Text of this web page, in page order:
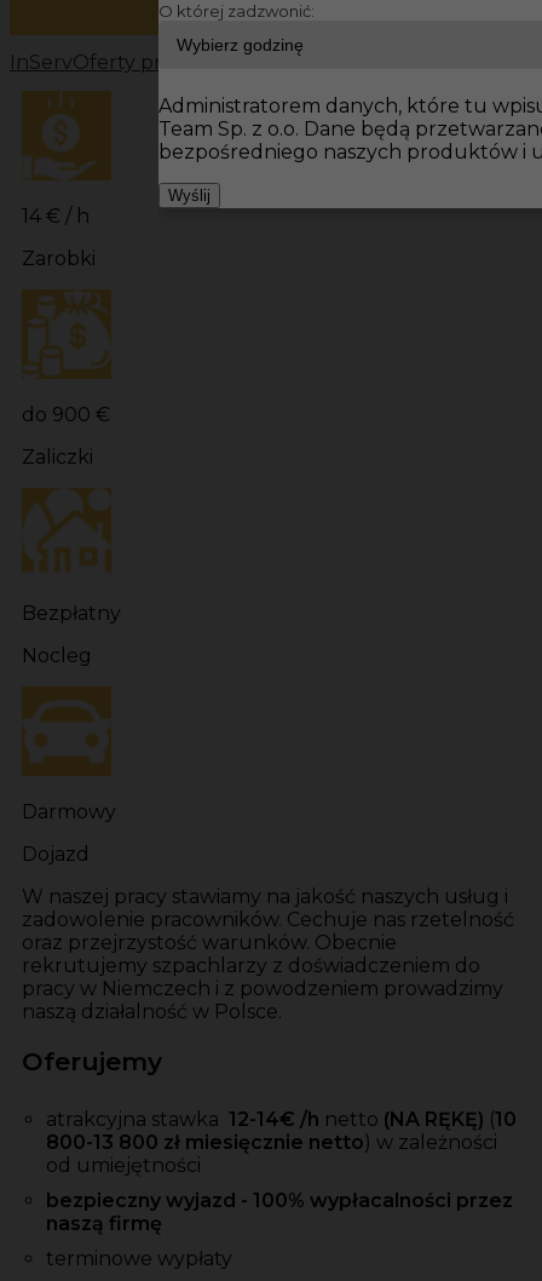
InServOferty pracy Prace wykończeniowe Niemcy
14 € / h
Zarobki
do 900 €
Zaliczki
Bezpłatny
Nocleg
Darmowy
Dojazd
W naszej pracy stawiamy na jakość naszych usług i
zadowolenie pracowników. Cechuje nas rzetelność
oraz przejrzystość warunków. Obecnie
rekrutujemy szpachlarzy z doświadczeniem do
pracy w Niemczech i z powodzeniem prowadzimy
naszą działalność w Polsce.
Oferujemy
atrakcyjna stawka 12-14€ /h netto (NA RĘKĘ) (10
800-13 800 zł miesięcznie netto) w zależności
od umiejętności
bezpieczny wyjazd - 100% wypłacalności przez
naszą firmę
terminowe wypłaty
O której zadzwonić:
Administratorem danych, które tu
Team Sp. z o.o. Dane będą
bezpośredniego naszych produktów i
Wyślij